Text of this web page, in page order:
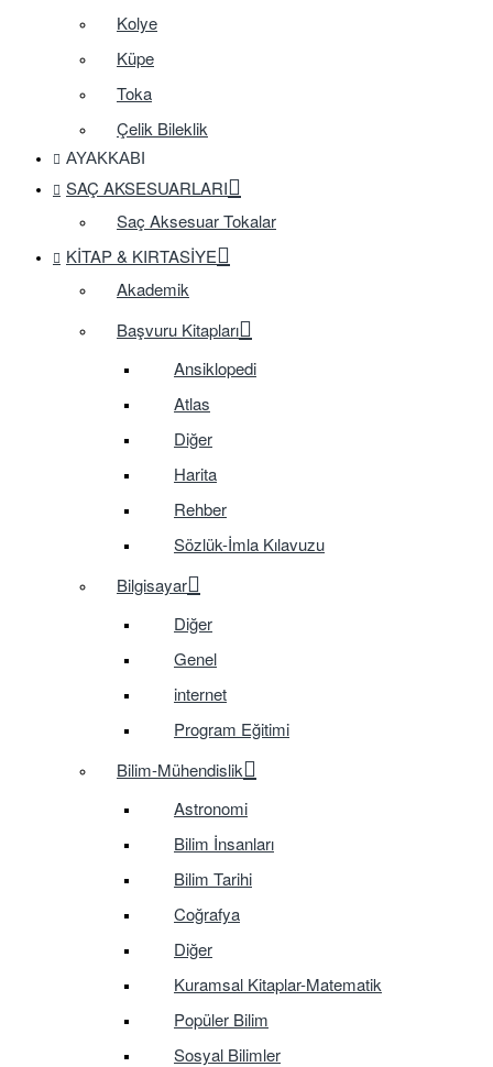
Kolye
Küpe
Toka
Çelik Bileklik
AYAKKABI
SAÇ AKSESUARLARI
Saç Aksesuar Tokalar
KITAP & KIRTASIYE
Akademik
Başvuru Kitapları
Ansiklopedi
Atlas
Diğer
Harita
Rehber
Sözlük-İmla Kılavuzu
Bilgisayar
Diğer
Genel
internet
Program Eğitimi
Bilim-Mühendislik
Astronomi
Bilim İnsanları
Bilim Tarihi
Coğrafya
Diğer
Kuramsal Kitaplar-Matematik
Popüler Bilim
Sosyal Bilimler